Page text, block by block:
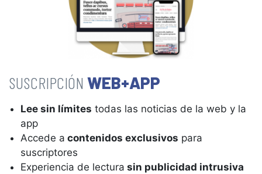
WEB+APP
Lee sin límites todas las noticias de la web y la
app
Accede a contenidos exclusivos para
suscriptores
Experiencia de lectura sin publicidad intrusiva